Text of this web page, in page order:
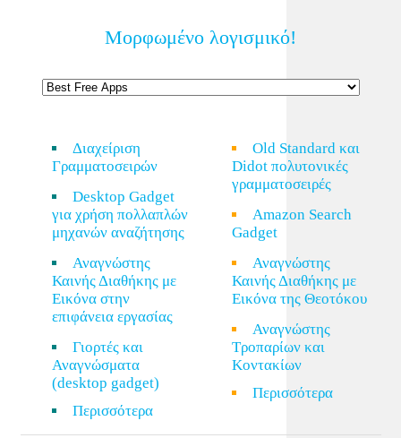
Μορφωμένο λογισμικό!
Διαχείριση
Γραμματοσειρών
Desktop Gadget
για χρήση πολλαπλών
μηχανών αναζήτησης
Αναγνώστης
Καινής Διαθήκης με
Εικόνα στην
επιφάνεια εργασίας
Γιορτές και
Αναγνώσματα
(desktop gadget)
Περισσότερα
Old Standard και
Didot πολυτονικές
γραμματοσειρές
Amazon Search
Gadget
Αναγνώστης
Καινής Διαθήκης με
Εικόνα της Θεοτόκου
Αναγνώστης
Τροπαρίων και
Κοντακίων
Περισσότερα